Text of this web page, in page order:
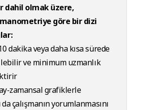
dahil olmak üzere,
göre bir dizi
dakika veya daha kısa sürede
ve minimum uzmanlık
zamansal grafiklerle
çalışmanın yorumlanmasını